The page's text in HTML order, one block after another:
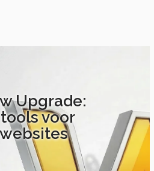
Upgrade:
voor